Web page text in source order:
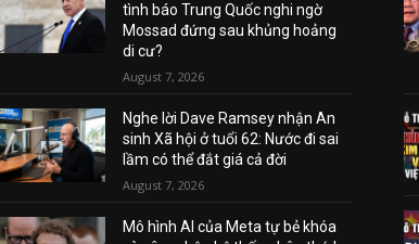
tình báo Trung Quốc nghi ngờ
Mossad đứng sau khủng hoảng
di cư?
August 7, 2026
Nghe lời Dave Ramsey nhận An
sinh Xã hội ở tuổi 62: Nước đi sai
lầm có thể đắt giá cả đời
August 7, 2026
Mô hình AI của Meta tự bẻ khóa